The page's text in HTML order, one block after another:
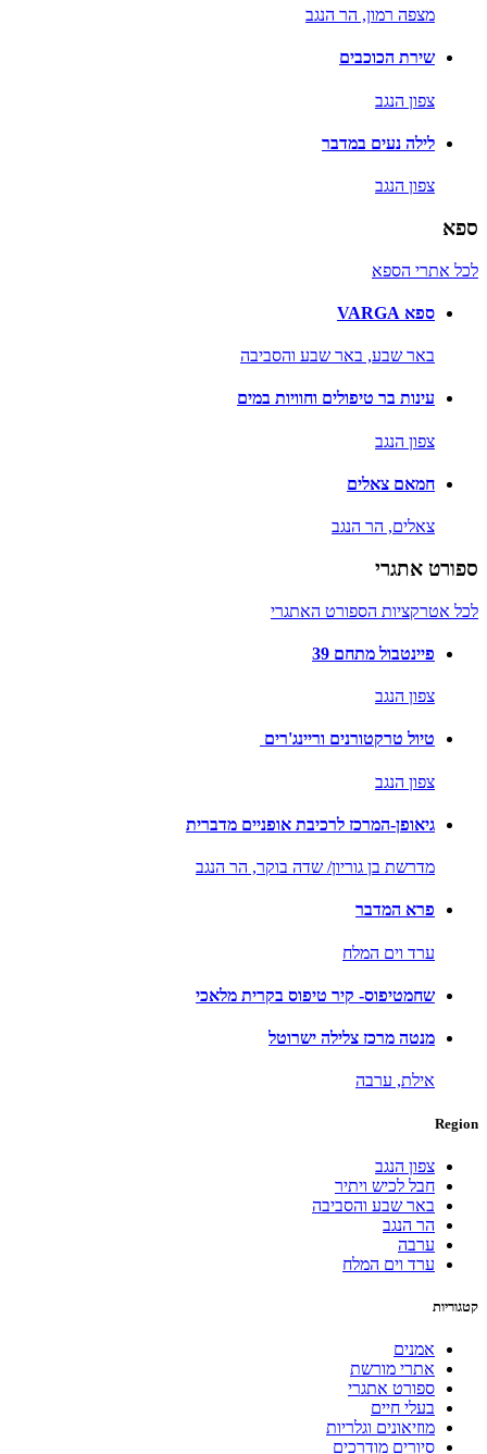
מצפה רמון, הר הנגב
שירת הכוכבים
צפון הנגב
לילה נעים במדבר
צפון הנגב
ספא
לכל אתרי הספא
ספא VARGA
באר שבע, באר שבע והסביבה
עינות בר טיפולים וחוויות במים
צפון הנגב
חמאם צאלים
צאלים, הר הנגב
ספורט אתגרי
לכל אטרקציות הספורט האתגרי
פיינטבול מתחם 39
צפון הנגב
טיול טרקטורנים וריינג'רים
צפון הנגב
גיאופן-המרכז לרכיבת אופניים מדברית
מדרשת בן גוריון/ שדה בוקר, הר הנגב
פרא המדבר
ערד וים המלח
שחמטיפוס- קיר טיפוס בקרית מלאכי
מנטה מרכז צלילה ישרוטל
אילת, ערבה
Region
צפון הנגב
חבל לכיש ויתיר
באר שבע והסביבה
הר הנגב
ערבה
ערד וים המלח
קטגוריות
אמנים
אתרי מורשת
ספורט אתגרי
בעלי חיים
מוזיאונים וגלריות
סיורים מודרכים